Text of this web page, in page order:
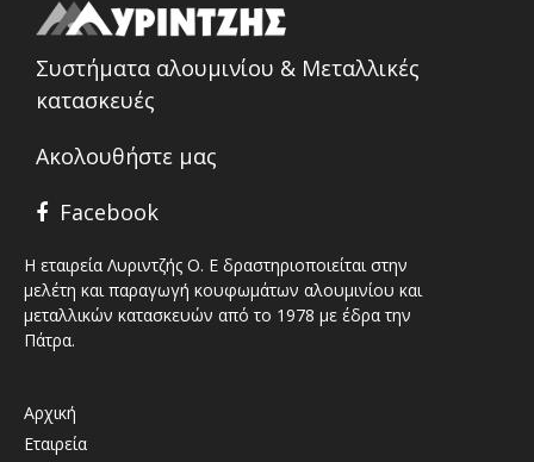
Συστήματα αλουμινίου & Μεταλλικές
κατασκευές
Ακολουθήστε μας
Facebook
Η εταιρεία Λυριντζής Ο. Ε δραστηριοποιείται στην
μελέτη και παραγωγή κουφωμάτων αλουμινίου και
μεταλλικών κατασκευών από το 1978 με έδρα την
Πάτρα.
Αρχική
Εταιρεία